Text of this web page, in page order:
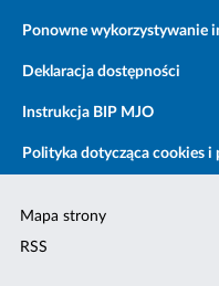
Ponowne wykorzystywanie
Deklaracja dostępności
Instrukcja BIP MJO
Polityka dotycząca cookies
Mapa strony
RSS